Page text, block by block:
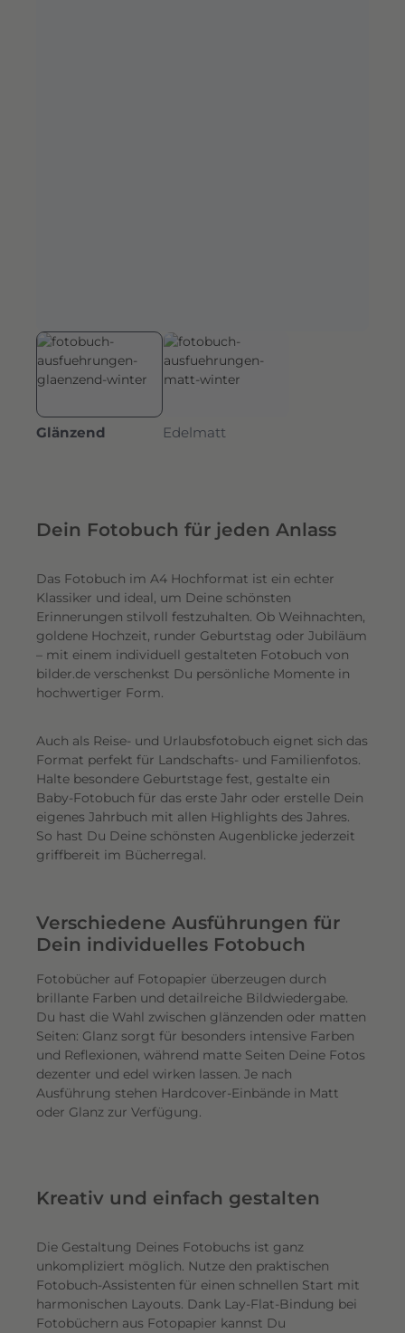
Glänzend Edelmatt
Dein Fotobuch für jeden Anlass
Das Fotobuch im A4 Hochformat ist ein echter
Klassiker und ideal, um Deine schönsten
Erinnerungen stilvoll festzuhalten. Ob Weihnachten,
goldene Hochzeit, runder Geburtstag oder Jubiläum
– mit einem individuell gestalteten Fotobuch von
bilder.de verschenkst Du persönliche Momente in
hochwertiger Form.
Auch als Reise- und Urlaubsfotobuch eignet sich das
Format perfekt für Landschafts- und Familienfotos.
Halte besondere Geburtstage fest, gestalte ein
Baby-Fotobuch für das erste Jahr oder erstelle Dein
eigenes Jahrbuch mit allen Highlights des Jahres.
So hast Du Deine schönsten Augenblicke jederzeit
griffbereit im Bücherregal.
Verschiedene Ausführungen für
Dein individuelles Fotobuch
Fotobücher auf Fotopapier überzeugen durch
brillante Farben und detailreiche Bildwiedergabe.
Du hast die Wahl zwischen glänzenden oder matten
Seiten: Glanz sorgt für besonders intensive Farben
und Reflexionen, während matte Seiten Deine Fotos
dezenter und edel wirken lassen. Je nach
Ausführung stehen Hardcover-Einbände in Matt
oder Glanz zur Verfügung.
Kreativ und einfach gestalten
Die Gestaltung Deines Fotobuchs ist ganz
unkompliziert möglich. Nutze den praktischen
Fotobuch-Assistenten für einen schnellen Start mit
harmonischen Layouts. Dank Lay-Flat-Bindung bei
Fotobüchern aus Fotopapier kannst Du